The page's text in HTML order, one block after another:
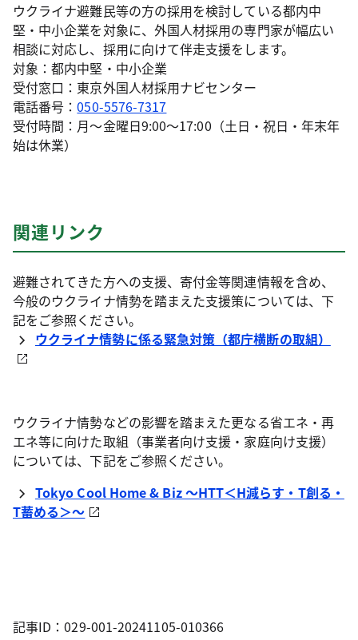
ウクライナ避難民等の方の採用を検討している都内中
堅・中小企業を対象に、外国人材採用の専門家が幅広い
相談に対応し、採用に向けて伴走支援をします。
対象：都内中堅・中小企業
受付窓口：東京外国人材採用ナビセンター
電話番号：050-5576-7317
受付時間：月～金曜日9:00〜17:00（土日・祝日・年末年
始は休業）
関連リンク
避難されてきた方への支援、寄付金等関連情報を含め、
今般のウクライナ情勢を踏まえた支援策については、下
記をご参照ください。
ウクライナ情勢に係る緊急対策（都庁横断の取組）
ウクライナ情勢などの影響を踏まえた更なる省エネ・再
エネ等に向けた取組（事業者向け支援・家庭向け支援）
については、下記をご参照ください。
Tokyo Cool Home & Biz ～HTT＜H減らす・T創る・
T蓄める＞～
記事ID：029-001-20241105-010366